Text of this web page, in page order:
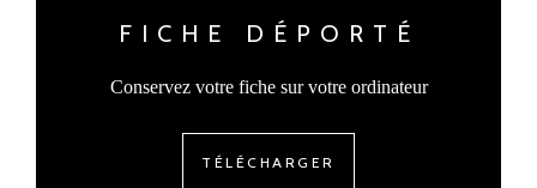
FICHE DÉPORTÉ
Conservez votre fiche sur votre ordinateur
TÉLÉCHARGER